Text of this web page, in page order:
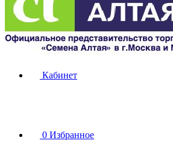
Кабинет
0 Избранное